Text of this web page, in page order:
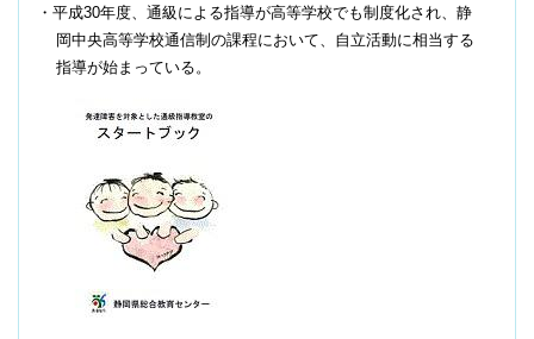
・平成30年度、通級による指導が高等学校でも制度化され、静
岡中央高等学校通信制の課程において、自立活動に相当する
指導が始まっている。